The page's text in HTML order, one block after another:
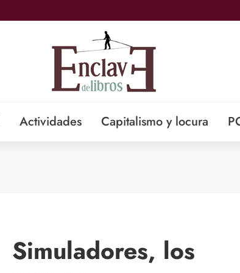
Actividades Capitalismo y locura
Simuladores, los